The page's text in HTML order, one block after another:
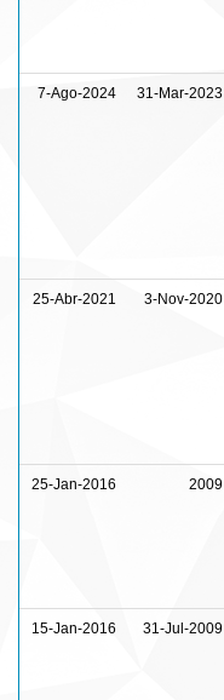
7-Ago-2024 31-Mar-2023
25-Abr-2021 3-Nov-2020
25-Jan-2016 2009
15-Jan-2016 31-Jul-2009